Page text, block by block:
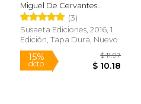
Miguel De Cervantes
Saavedra
(3)
Susaeta Ediciones, 2016, 1
Edición, Tapa Dura, Nuevo